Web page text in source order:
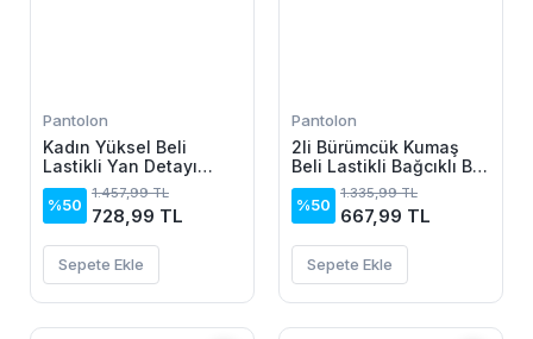
Pantolon
Kadın Yüksel Beli
Lastikli Yan Detayı
çiçek Desenli Pantolon
%50
1.457,99 TL
728,99 TL
Sepete Ekle
Pantolon
2li Bürümcük Kumaş
Beli Lastikli Bağcıklı Bol
Paça Pantolon -
Beyaz/Vizon
%50
1.335,99 TL
667,99 TL
Sepete Ekle